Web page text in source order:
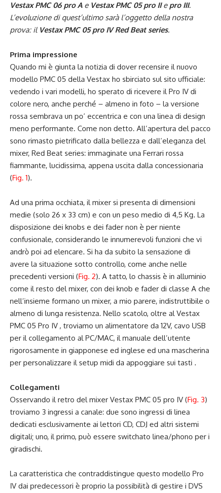
Vestax PMC 06 pro A e Vestax PMC 05 pro IIe pro III.
L’evoluzione di quest’ultimo sarà l’oggetto della nostra
prova: il Vestax PMC 05 pro IV Red Beat series.
Prima impressione
Quando mi è giunta la notizia di dover recensire il nuovo
modello PMC 05 della Vestax ho sbirciato sul sito ufficiale:
vedendo i vari modelli, ho sperato di ricevere il Pro IV di
colore nero, anche perché – almeno in foto – la versione
rossa sembrava un po’ eccentrica e con una linea di design
meno performante. Come non detto. All’apertura del pacco
sono rimasto pietrificato dalla bellezza e dall’eleganza del
mixer, Red Beat series: immaginate una Ferrari rossa
fiammante, lucidissima, appena uscita dalla concessionaria
(Fig. 1).
Ad una prima occhiata, il mixer si presenta di dimensioni
medie (solo 26 x 33 cm) e con un peso medio di 4,5 Kg. La
disposizione dei knobs e dei fader non è per niente
confusionale, considerando le innumerevoli funzioni che vi
andrò poi ad elencare. Si ha da subito la sensazione di
avere la situazione sotto controllo, come anche nelle
precedenti versioni (Fig. 2). A tatto, lo chassis è in alluminio
come il resto del mixer, con dei knob e fader di classe A che
nell’insieme formano un mixer, a mio parere, indistruttibile o
almeno di lunga resistenza. Nello scatolo, oltre al Vestax
PMC 05 Pro IV , troviamo un alimentatore da 12V, cavo USB
per il collegamento al PC/MAC, il manuale dell’utente
rigorosamente in giapponese ed inglese ed una mascherina
per personalizzare il setup midi da appoggiare sui tasti .
Collegamenti
Osservando il retro del mixer Vestax PMC 05 pro IV (Fig. 3)
troviamo 3 ingressi a canale: due sono ingressi di linea
dedicati esclusivamente ai lettori CD, CDJ ed altri sistemi
digitali; uno, il primo, può essere switchato linea/phono per i
giradischi.
La caratteristica che contraddistingue questo modello Pro
IV dai predecessori è proprio la possibilità di gestire i DVS